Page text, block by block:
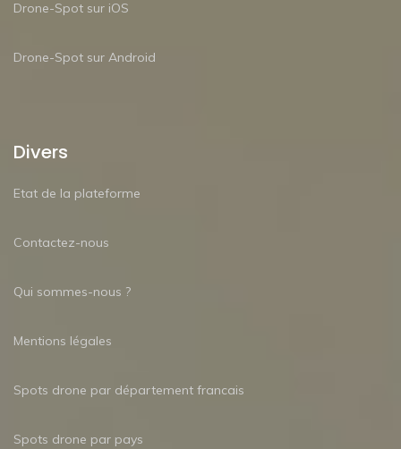
Drone-Spot sur iOS
Drone-Spot sur Android
Divers
Etat de la plateforme
Contactez-nous
Qui sommes-nous ?
Mentions légales
Spots drone par département francais
Spots drone par pays